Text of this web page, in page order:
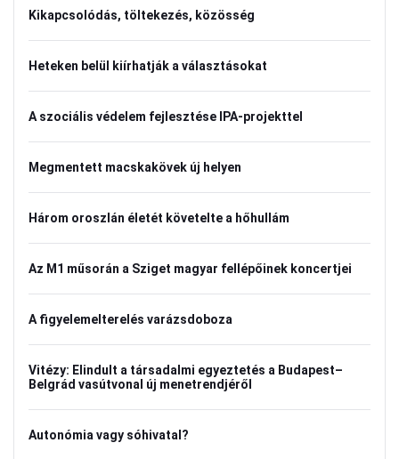
Kikapcsolódás, töltekezés, közösség
Heteken belül kiírhatják a választásokat
A szociális védelem fejlesztése IPA-projekttel
Megmentett macskakövek új helyen
Három oroszlán életét követelte a hőhullám
Az M1 műsorán a Sziget magyar fellépőinek koncertjei
A figyelemelterelés varázsdoboza
Vitézy: Elindult a társadalmi egyeztetés a Budapest–
Belgrád vasútvonal új menetrendjéről
Autonómia vagy sóhivatal?